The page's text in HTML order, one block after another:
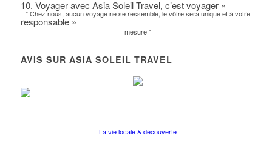
" Chez nous, aucun voyage ne se ressemble, le vôtre sera unique et à votre
mesure "
La vie locale & découverte
10. Voyager avec Asia Soleil Travel, c’est voyager «
responsable »
AVIS SUR ASIA SOLEIL TRAVEL